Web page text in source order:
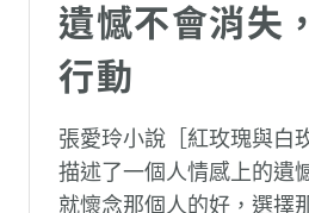
遺憾不會消失
行動
張愛玲小說［紅玫瑰與白
描述了一個人情感上的遺
就懷念那個人的好，選擇